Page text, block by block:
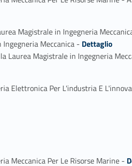
Magistrale in Ingegneria
Meccanica - Link identifier #identifier_person_152014-2
Dettaglio
Laurea Magistrale in Ingegneria
Elettronica Per L'industria E
Meccanica Per Le Risorse Marine - Link identifier #identifier_person_56709-1